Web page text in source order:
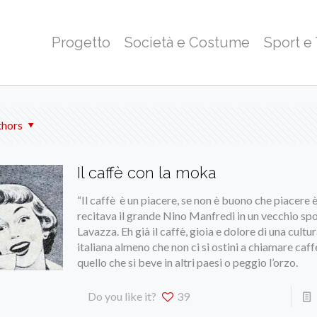
Progetto Società e Costume Sport e
Il caffè con la moka
“Il caffè è un piacere, se non è buono che piacere
recitava il grande Nino Manfredi in un vecchio
Lavazza. Eh già il caffè, gioia e dolore di una
italiana almeno che non ci si ostini a chiamare
quello che si beve in altri paesi o peggio l’orzo.
Do you like it? 39